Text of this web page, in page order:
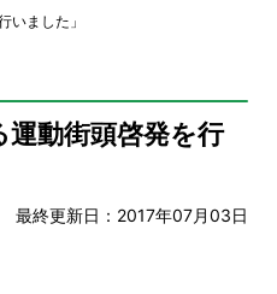
いました」
運動街頭啓発を行
最終更新日：2017年07月03日